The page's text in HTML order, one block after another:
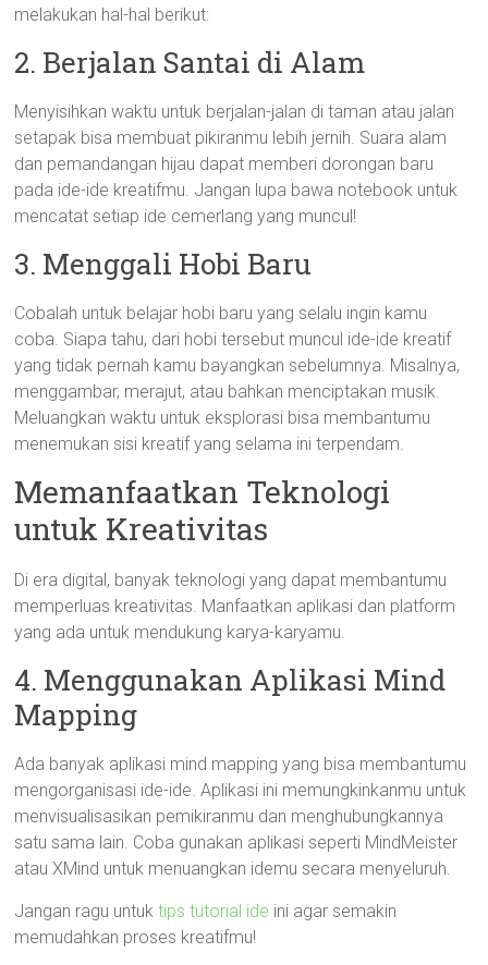
melakukan hal-hal berikut:
2. Berjalan Santai di Alam
Menyisihkan waktu untuk berjalan-jalan di taman atau jalan
setapak bisa membuat pikiranmu lebih jernih. Suara alam
dan pemandangan hijau dapat memberi dorongan baru
pada ide-ide kreatifmu. Jangan lupa bawa notebook untuk
mencatat setiap ide cemerlang yang muncul!
3. Menggali Hobi Baru
Cobalah untuk belajar hobi baru yang selalu ingin kamu
coba. Siapa tahu, dari hobi tersebut muncul ide-ide kreatif
yang tidak pernah kamu bayangkan sebelumnya. Misalnya,
menggambar, merajut, atau bahkan menciptakan musik.
Meluangkan waktu untuk eksplorasi bisa membantumu
menemukan sisi kreatif yang selama ini terpendam.
Memanfaatkan Teknologi
untuk Kreativitas
Di era digital, banyak teknologi yang dapat membantumu
memperluas kreativitas. Manfaatkan aplikasi dan platform
yang ada untuk mendukung karya-karyamu.
4. Menggunakan Aplikasi Mind
Mapping
Ada banyak aplikasi mind mapping yang bisa membantumu
mengorganisasi ide-ide. Aplikasi ini memungkinkanmu untuk
menvisualisasikan pemikiranmu dan menghubungkannya
satu sama lain. Coba gunakan aplikasi seperti MindMeister
atau XMind untuk menuangkan idemu secara menyeluruh.
Jangan ragu untuktips tutorial ide ini agar semakin
memudahkan proses kreatifmu!